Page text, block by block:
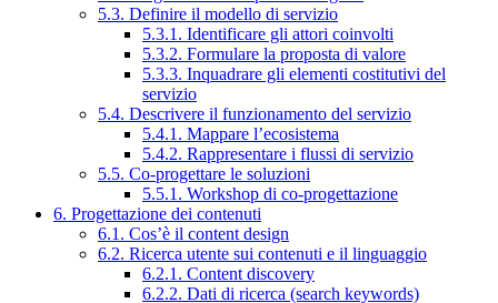
5.3. Definire il modello di servizio
5.3.1. Identificare gli attori coinvolti
5.3.2. Formulare la proposta di valore
5.3.3. Inquadrare gli elementi costitutivi del
servizio
5.4. Descrivere il funzionamento del servizio
5.4.1. Mappare l’ecosistema
5.4.2. Rappresentare i flussi di servizio
5.5. Co-progettare le soluzioni
5.5.1. Workshop di co-progettazione
6. Progettazione dei contenuti
6.1. Cos’è il content design
6.2. Ricerca utente sui contenuti e il linguaggio
6.2.1. Content discovery
6.2.2. Dati di ricerca (search keywords)